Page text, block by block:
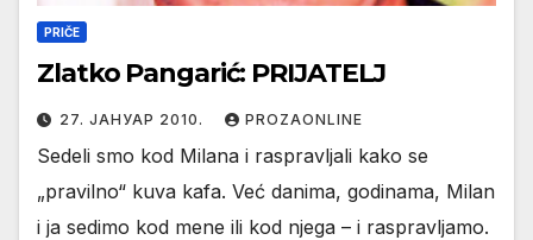
PRIČE
Zlatko Pangarić: PRIJATELJ
27. ЈАНУАР 2010. PROZAONLINE
Sedeli smo kod Milana i raspravljali kako se
„pravilno“ kuva kafa. Već danima, godinama, Milan
i ja sedimo kod mene ili kod njega – i raspravljamo.